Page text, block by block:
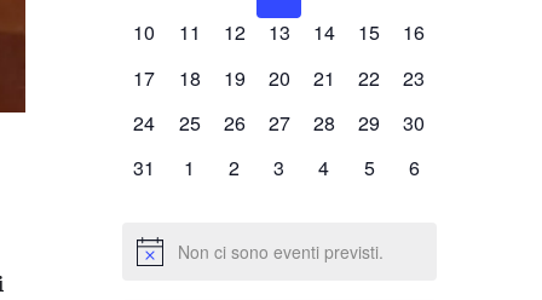
eventi,eventi,
0
10
0
11
0
12
0
13
0
14
0
15
0
16
0
17
0
18
0
19
0
20
0
21
0
22
0
23
0
24
0
25
0
26
0
27
0
28
0
29
0
30
0
31
0
1
0
2
0
3
0
4
0
5
0
6
Non ci sono eventi previsti.